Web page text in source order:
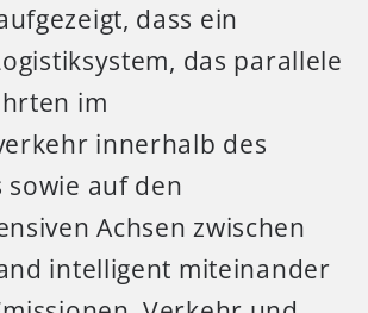
dass ein
das parallele
im
innerhalb des
sowie auf den
Achsen zwischen
intelligent miteinander